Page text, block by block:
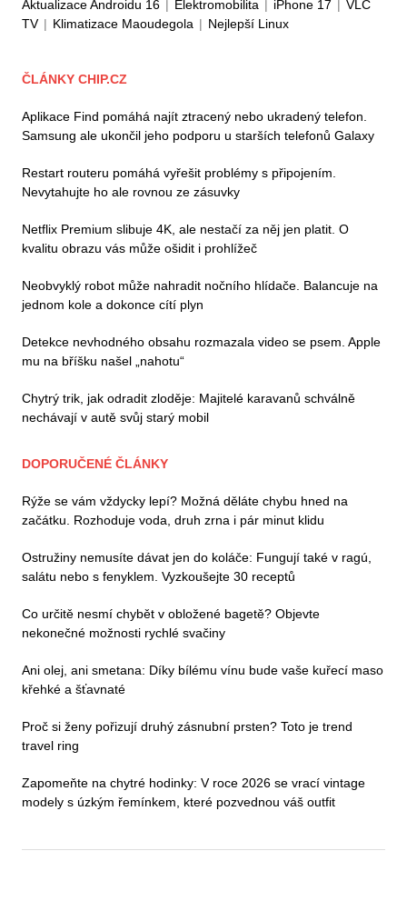
Aktualizace Androidu 16 | Elektromobilita | iPhone 17 | VLC
TV | Klimatizace Maoudegola | Nejlepší Linux
ČLÁNKY CHIP.CZ
Aplikace Find pomáhá najít ztracený nebo ukradený telefon.
Samsung ale ukončil jeho podporu u starších telefonů Galaxy
Restart routeru pomáhá vyřešit problémy s připojením.
Nevytahujte ho ale rovnou ze zásuvky
Netflix Premium slibuje 4K, ale nestačí za něj jen platit. O
kvalitu obrazu vás může ošidit i prohlížeč
Neobvyklý robot může nahradit nočního hlídače. Balancuje na
jednom kole a dokonce cítí plyn
Detekce nevhodného obsahu rozmazala video se psem. Apple
mu na bříšku našel „nahotu“
Chytrý trik, jak odradit zloděje: Majitelé karavanů schválně
nechávají v autě svůj starý mobil
DOPORUČENÉ ČLÁNKY
Rýže se vám vždycky lepí? Možná děláte chybu hned na
začátku. Rozhoduje voda, druh zrna i pár minut klidu
Ostružiny nemusíte dávat jen do koláče: Fungují také v ragú,
salátu nebo s fenyklem. Vyzkoušejte 30 receptů
Co určitě nesmí chybět v obložené bagetě? Objevte
nekonečné možnosti rychlé svačiny
Ani olej, ani smetana: Díky bílému vínu bude vaše kuřecí maso
křehké a šťavnaté
Proč si ženy pořizují druhý zásnubní prsten? Toto je trend
travel ring
Zapomeňte na chytré hodinky: V roce 2026 se vrací vintage
modely s úzkým řemínkem, které pozvednou váš outfit